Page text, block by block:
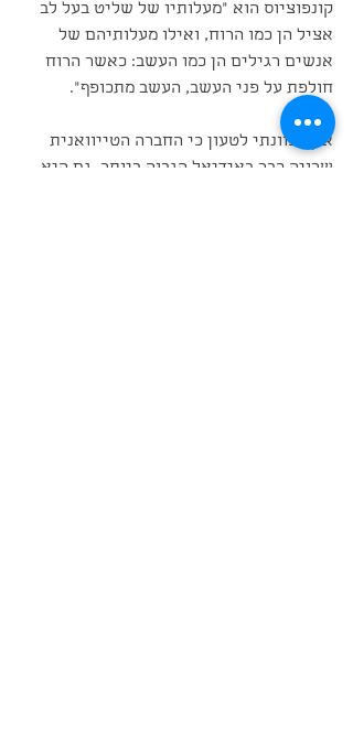
קונפוציוס הוא ״מעלותיו של שליט בעל לב
אציל הן כמו הרוח, ואילו מעלותיהם של
אנשים רגילים הן כמו העשב: כאשר הרוח
חולפת על פני העשב, העשב מתכופף”.
אין בכוונתי לטעון כי החברה הטייוואנית
שרויה כבר באידיאל הגבוה ביותר. גם היא